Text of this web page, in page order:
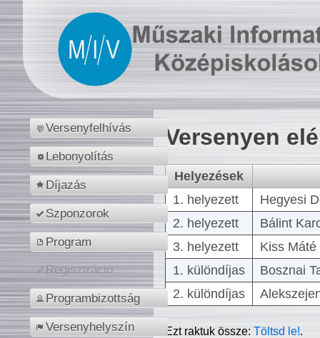
Versenyfelhívás
Lebonyolítás
Díjazás
Szponzorok
Program
Regisztráció
Programbizottság
Versenyhelyszín
Versenyen
Helyezések
1. helyezett
Hegyesi
2. helyezett
Bálint
3. helyezett
Kiss
1. különdíjas
Bosznai
2. különdíjas
Ezt raktuk össze:Töltsd le!.